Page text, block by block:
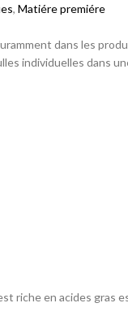
, Matiére premiére
dans les
individuelles dans
riche en acides